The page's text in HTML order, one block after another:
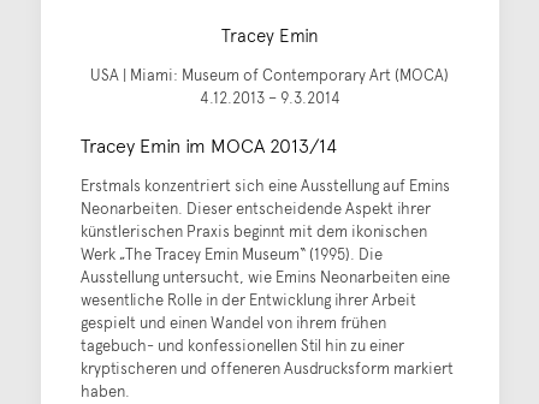
Tracey Emin
USA | Miami: Museum of Contemporary Art (MOCA)
4.12.2013 – 9.3.2014
Tracey Emin im MOCA 2013/14
Erstmals konzentriert sich eine Ausstellung auf Emins
Neonarbeiten. Dieser entscheidende Aspekt ihrer
künstlerischen Praxis beginnt mit dem ikonischen
Werk „The Tracey Emin Museum“ (1995). Die
Ausstellung untersucht, wie Emins Neonarbeiten eine
wesentliche Rolle in der Entwicklung ihrer Arbeit
gespielt und einen Wandel von ihrem frühen
tagebuch- und konfessionellen Stil hin zu einer
kryptischeren und offeneren Ausdrucksform markiert
haben.